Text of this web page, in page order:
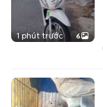
1 phút trước 6